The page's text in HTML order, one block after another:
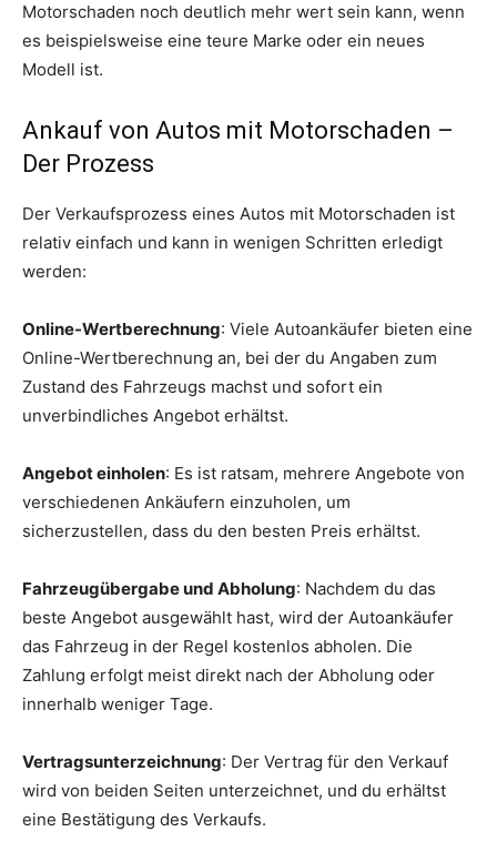
Motorschaden noch deutlich mehr wert sein kann, wenn
es beispielsweise eine teure Marke oder ein neues
Modell ist.
Ankauf von Autos mit Motorschaden –
Der Prozess
Der Verkaufsprozess eines Autos mit Motorschaden ist
relativ einfach und kann in wenigen Schritten erledigt
werden:
Online-Wertberechnung: Viele Autoankäufer bieten eine
Online-Wertberechnung an, bei der du Angaben zum
Zustand des Fahrzeugs machst und sofort ein
unverbindliches Angebot erhältst.
Angebot einholen: Es ist ratsam, mehrere Angebote von
verschiedenen Ankäufern einzuholen, um
sicherzustellen, dass du den besten Preis erhältst.
Fahrzeugübergabe und Abholung: Nachdem du das
beste Angebot ausgewählt hast, wird der Autoankäufer
das Fahrzeug in der Regel kostenlos abholen. Die
Zahlung erfolgt meist direkt nach der Abholung oder
innerhalb weniger Tage.
Vertragsunterzeichnung: Der Vertrag für den Verkauf
wird von beiden Seiten unterzeichnet, und du erhältst
eine Bestätigung des Verkaufs.